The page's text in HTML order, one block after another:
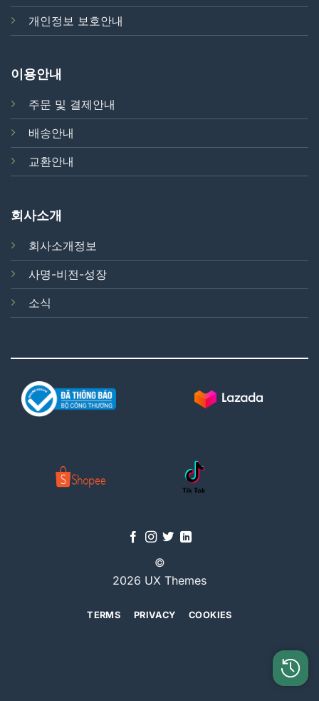
개인정보 보호안내
이용안내
주문 및 결제안내
배송안내
교환안내
회사소개
회사소개정보
사명-비전-성장
소식
©
2026 UX Themes
TERMS PRIVACY COOKIES